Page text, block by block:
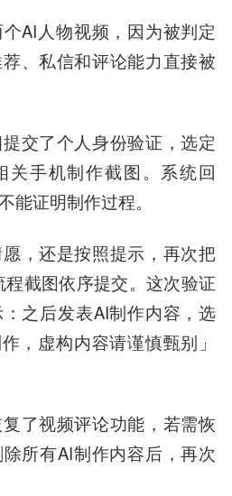
AI人物视频，因为被判定
、私信和评论能力直接被
交了个人身份验证，选定
关手机制作截图。系统回
能证明制作过程。
，还是按照提示，再次把
截图依序提交。这次验证
之后发表AI制作内容，选
，虚构内容请谨慎甄别」
了视频评论功能，若需恢
所有AI制作内容后，再次